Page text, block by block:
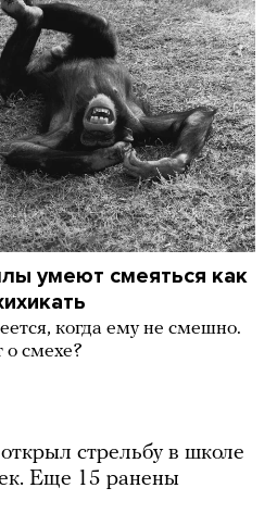
умеют смеяться как
когда ему не смешно.
о смехе?
стрельбу в школе
Еще 15 ранены